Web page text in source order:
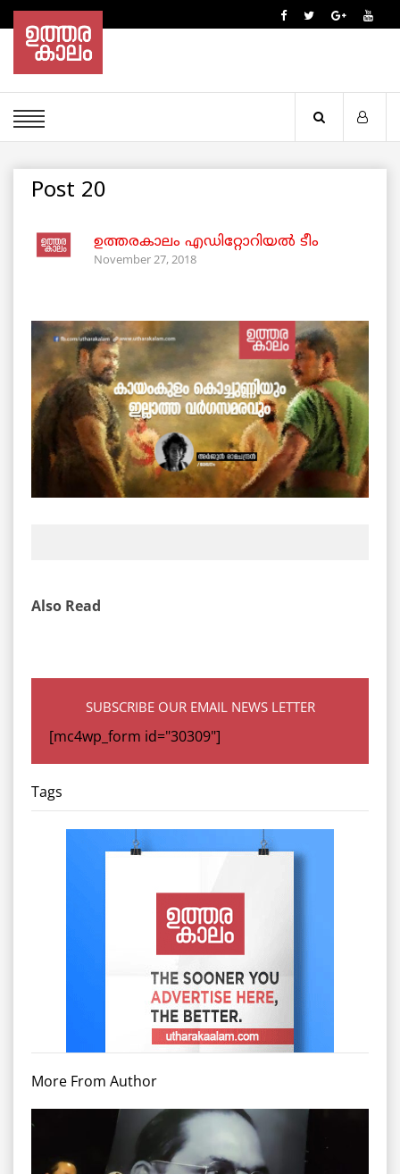
Post 20
ഉത്തരകാലം എഡിറ്റോറിയല്‍ ടീം
November 27, 2018
Also Read
SUBSCRIBE OUR EMAIL NEWS LETTER
[mc4wp_form id="30309"]
Tags
More From Author